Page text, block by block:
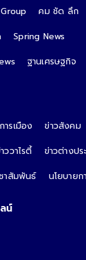
คม ชัด ลึก
Spring News
ฐานเศรษฐกิจ
ารเมือง ข่าวสังคม
ววาไรตี้
ข่าวต่างปร
าสัมพันธ์ นโยบาย
น์